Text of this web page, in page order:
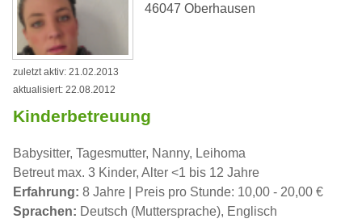
46047 Oberhausen
zuletzt aktiv: 21.02.2013
aktualisiert: 22.08.2012
Kinderbetreuung
Babysitter, Tagesmutter, Nanny, Leihoma
Betreut max. 3 Kinder, Alter <1 bis 12 Jahre
Erfahrung: 8 Jahre | Preis pro Stunde: 10,00 - 20,00 €
Sprachen: Deutsch (Muttersprache), Englisch